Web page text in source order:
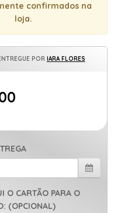
confirmados na
loja.
POR IARA FLORES
O CARTÃO PARA O
(OPCIONAL)